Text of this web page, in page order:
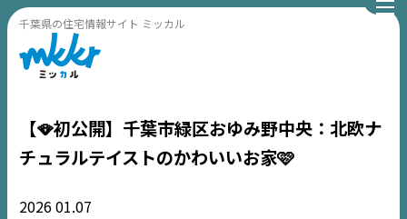
千葉県の住宅情報サイト ミッカル
【🪭初公開】千葉市緑区おゆみ野中央：北欧ナ
チュラルテイストのかわいいお家🩷
202601.07